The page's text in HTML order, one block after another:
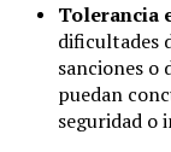
Tolerancia
dificultades
sanciones o
puedan
seguridad o